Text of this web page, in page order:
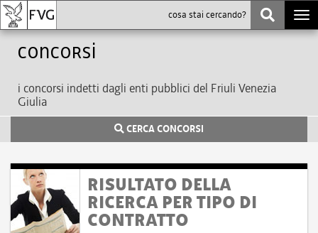
Concorsi
i concorsi indetti dagli enti pubblici del Friuli Venezia
Giulia
CERCA CONCORSI
RISULTATO DELLA
RICERCA PER TIPO DI
CONTRATTO